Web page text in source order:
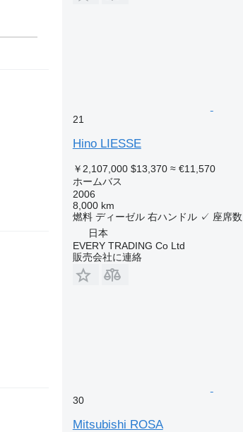
21
Hino LIESSE
￥2,107,000 $13,370 ≈ €11,570
ホームバス
2006
8,000 km
燃料 ディーゼル 右ハンドル ✓ 座席数
日本
EVERY TRADING Co Ltd
販売会社に連絡
30
Mitsubishi ROSA